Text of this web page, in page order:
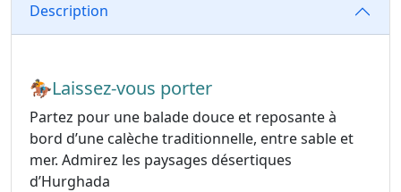
Description
🏇Laissez-vous porter
Partez pour une balade douce et reposante à
bord d’une calèche traditionnelle, entre sable et
mer. Admirez les paysages désertiques
d’Hurghada